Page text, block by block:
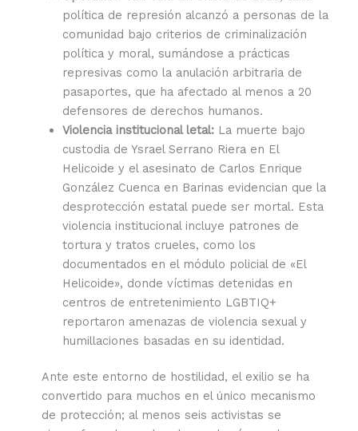
política de represión alcanzó a personas de la
comunidad bajo criterios de criminalización
política y moral, sumándose a prácticas
represivas como la anulación arbitraria de
pasaportes, que ha afectado al menos a 20
defensores de derechos humanos.
Violencia institucional letal: La muerte bajo
custodia de Ysrael Serrano Riera en El
Helicoide y el asesinato de Carlos Enrique
González Cuenca en Barinas evidencian que la
desprotección estatal puede ser mortal. Esta
violencia institucional incluye patrones de
tortura y tratos crueles, como los
documentados en el módulo policial de «El
Helicoide», donde víctimas detenidas en
centros de entretenimiento LGBTIQ+
reportaron amenazas de violencia sexual y
humillaciones basadas en su identidad.
Ante este entorno de hostilidad, el exilio se ha
convertido para muchos en el único mecanismo
de protección; al menos seis activistas se